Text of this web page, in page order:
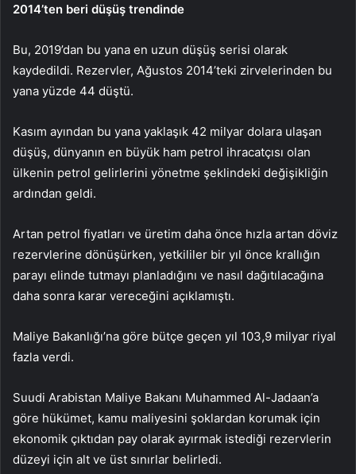
2014’ten beri düşüş trendinde
Bu, 2019’dan bu yana en uzun düşüş serisi olarak
kaydedildi. Rezervler, Ağustos 2014’teki zirvelerinden bu
yana yüzde 44 düştü.
Kasım ayından bu yana yaklaşık 42 milyar dolara ulaşan
düşüş, dünyanın en büyük ham petrol ihracatçısı olan
ülkenin petrol gelirlerini yönetme şeklindeki değişikliğin
ardından geldi.
Artan petrol fiyatları ve üretim daha önce hızla artan döviz
rezervlerine dönüşürken, yetkililer bir yıl önce krallığın
parayı elinde tutmayı planladığını ve nasıl dağıtılacağına
daha sonra karar vereceğini açıklamıştı.
Maliye Bakanlığı’na göre bütçe geçen yıl 103,9 milyar riyal
fazla verdi.
Suudi Arabistan Maliye Bakanı Muhammed Al-Jadaan’a
göre hükümet, kamu maliyesini şoklardan korumak için
ekonomik çıktıdan pay olarak ayırmak istediği rezervlerin
düzeyi için alt ve üst sınırlar belirledi.